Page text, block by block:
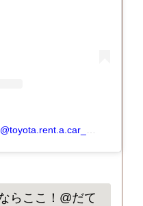
ふくしまワンデイドライブ(@toyota.rent.a.car_fukushima)がシェアした投稿
らここ！@だて